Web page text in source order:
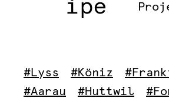
#Lyss #Köniz
#Aarau
#Huttwil